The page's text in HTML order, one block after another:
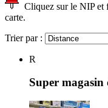
Cliquez sur le NIP et
carte.
Trier par :
R
Super